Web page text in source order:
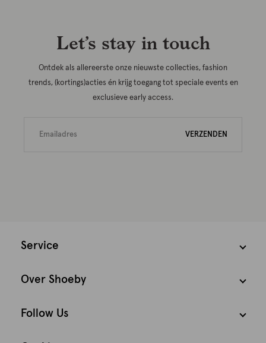
Let’s stay in touch
Ontdek als allereerste onze nieuwste collecties, fashion
trends, (kortings)acties én krijg toegang tot speciale events en
exclusieve early access.
VERZENDEN
Service
Over Shoeby
Follow Us